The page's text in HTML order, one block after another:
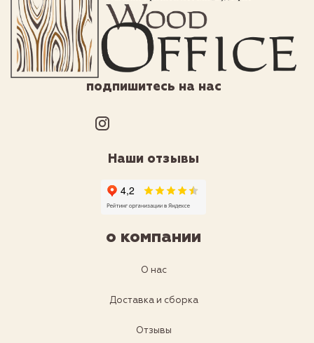
подпишитесь на нас
Наши отзывы
о компании
О нас
Доставка и сборка
Отзывы